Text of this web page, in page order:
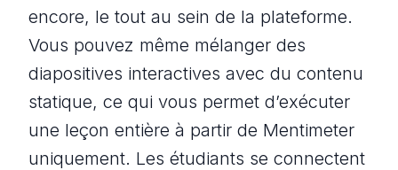
encore, le tout au sein de la plateforme.
Vous pouvez même mélanger des
diapositives interactives avec du contenu
statique, ce qui vous permet d’exécuter
une leçon entière à partir de Mentimeter
uniquement. Les étudiants se connectent